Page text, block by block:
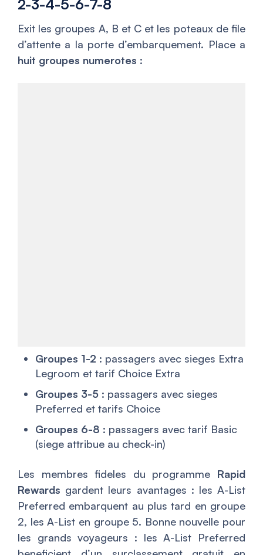
2-3-4-5-6-7-8
Exit les groupes A, B et C et les poteaux de file
d’attente a la porte d’embarquement. Place a
huit groupes numerotes :
Groupes 1-2 : passagers avec sieges Extra
Legroom et tarif Choice Extra
Groupes 3-5 : passagers avec sieges
Preferred et tarifs Choice
Groupes 6-8 : passagers avec tarif Basic
(siege attribue au check-in)
Les membres fideles du programme Rapid
Rewards gardent leurs avantages : les A-List
Preferred embarquent au plus tard en groupe
2, les A-List en groupe 5. Bonne nouvelle pour
les grands voyageurs : les A-List Preferred